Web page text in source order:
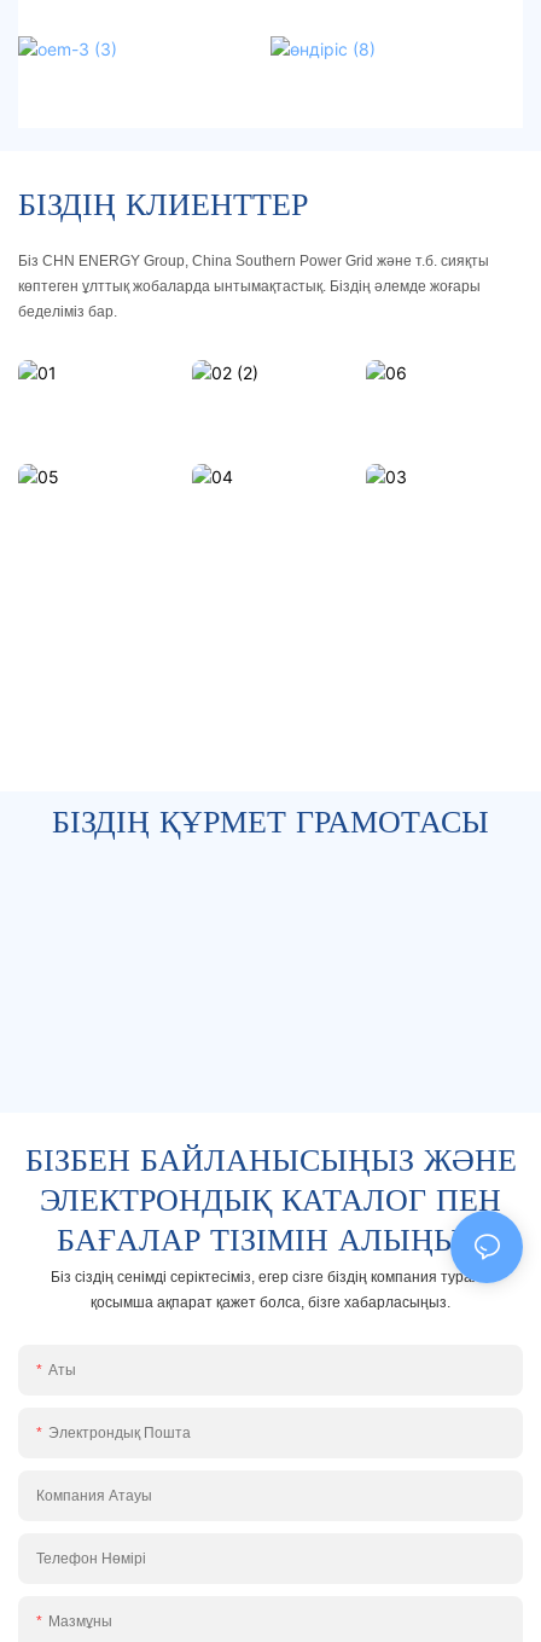
БІЗДІҢ КЛИЕНТТЕР
Біз CHN ENERGY Group, China Southern Power Grid және т.б. сияқты
көптеген ұлттық жобаларда ынтымақтастық. Біздің әлемде жоғары
беделіміз бар.
БІЗДІҢ ҚҰРМЕТ ГРАМОТАСЫ
БІЗБЕН БАЙЛАНЫСЫҢЫЗ ЖӘНЕ
ЭЛЕКТРОНДЫҚ КАТАЛОГ ПЕН
БАҒАЛАР ТІЗІМІН АЛЫҢЫЗ!
Біз сіздің сенімді серіктесіміз, егер сізге біздің компания туралы
қосымша ақпарат қажет болса, бізге хабарласыңыз.
Аты
Электрондық Пошта
Компания Атауы
Телефон Нөмірі
Мазмұны